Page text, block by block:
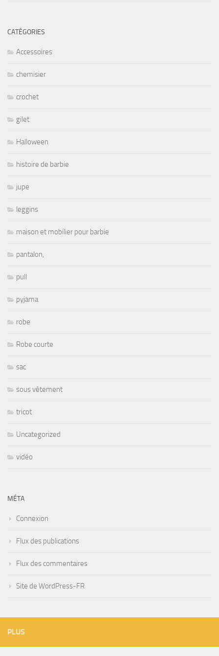
CATÉGORIES
Accessoires
chemisier
crochet
gilet
Halloween
histoire de barbie
jupe
leggins
maison et mobilier pour barbie
pantalon,
pull
pyjama
robe
Robe courte
sac
sous vêtement
tricot
Uncategorized
vidéo
MÉTA
Connexion
Flux des publications
Flux des commentaires
Site de WordPress-FR
PLUS